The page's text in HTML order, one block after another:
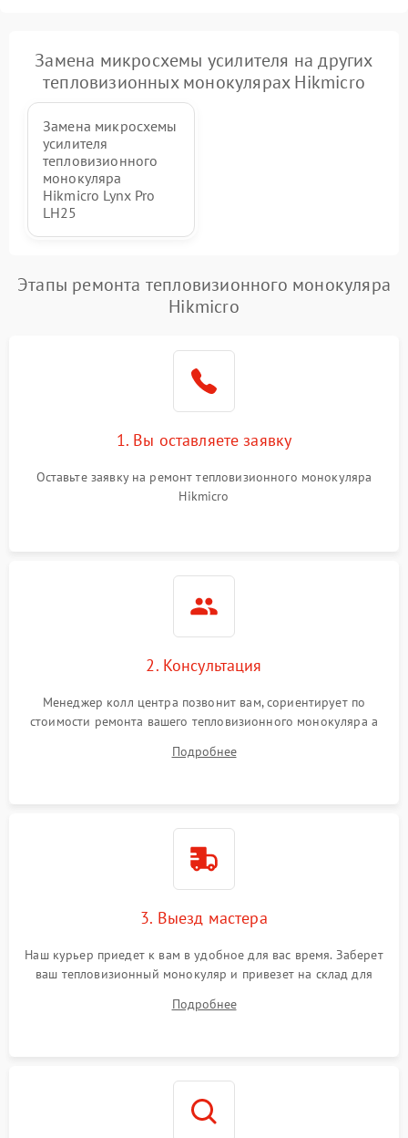
Замена микросхемы усилителя на других
тепловизионных монокулярах Hikmicro
Замена микросхемы
усилителя
тепловизионного
монокуляра
Hikmicro Lynx Pro
LH25
Этапы ремонта тепловизионного монокуляра
Hikmicro
1. Вы оставляете заявку
Оставьте заявку на ремонт тепловизионного монокуляра
Hikmicro
2. Консультация
Менеджер колл центра позвонит вам, сориентирует по
стоимости ремонта вашего тепловизионного монокуляра а
Подробнее
3. Выезд мастера
Наш курьер приедет к вам в удобное для вас время. Заберет
ваш тепловизионный монокуляр и привезет на склад для
Подробнее